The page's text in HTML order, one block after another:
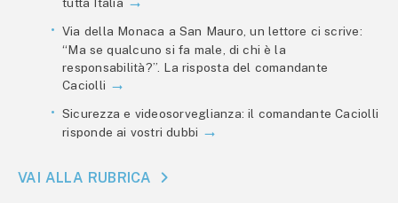
tutta Italia
Via della Monaca a San Mauro, un lettore ci scrive:
“Ma se qualcuno si fa male, di chi è la
responsabilità?”. La risposta del comandante
Caciolli
Sicurezza e videosorveglianza: il comandante Caciolli
risponde ai vostri dubbi
VAI ALLA RUBRICA